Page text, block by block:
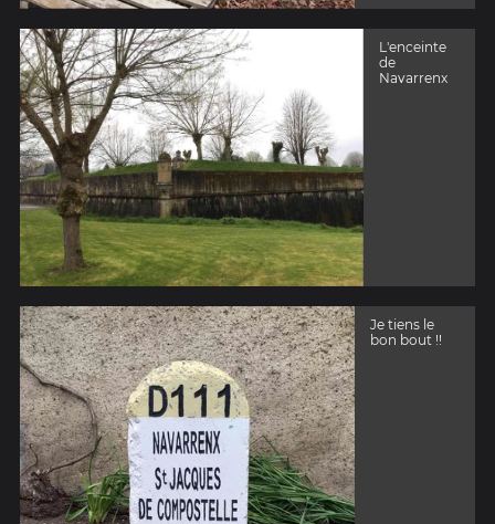
L'enceinte
de
Navarrenx
Je tiens le
bon bout !!